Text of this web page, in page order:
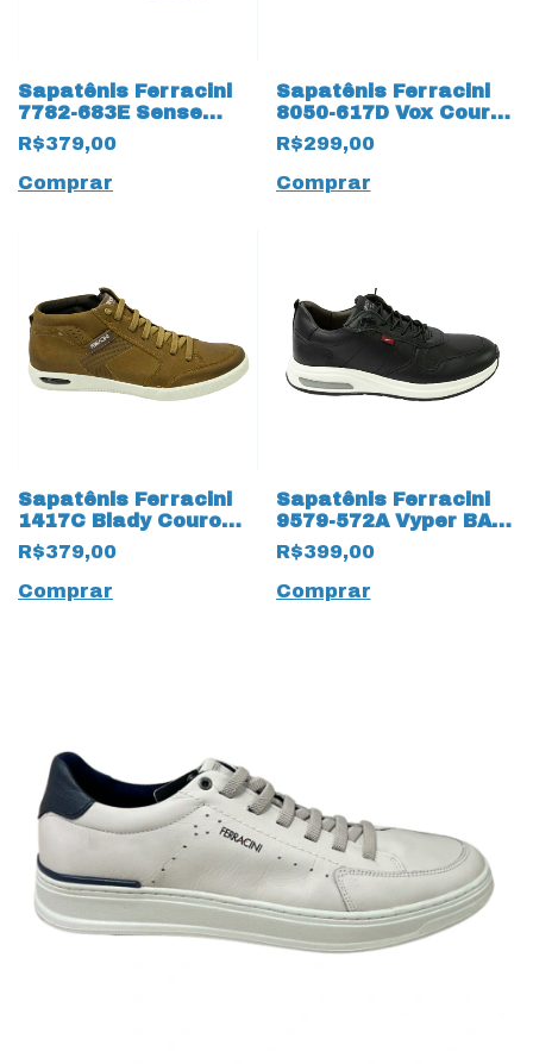
Sapatênis Ferracini
7782-683E Sense
18782 Marfim
R$379,00
Comprar
Sapatênis Ferracini
8050-617D Vox Couro
Natural 18779
Caramelo
R$299,00
Comprar
Sapatênis Ferracini
1417C Blady Couro
Natural Nobuck
16928 Areia
R$379,00
Comprar
Sapatênis Ferracini
9579-572A Vyper BA
Couro Gold 16887
Preto
R$399,00
Comprar